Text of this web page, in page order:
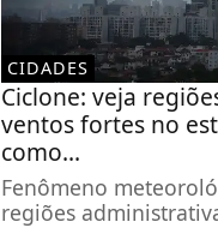
CIDADES
Ciclone: veja
ventos fortes no
como...
Fenômeno
regiões